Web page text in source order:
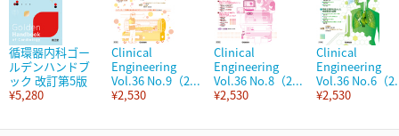
循環器内科ゴー
ルデンハンドブ
ック 改訂第5版
¥5,280
Clinical
Engineering
Vol.36 No.9（2...
¥2,530
Clinical
Engineering
Vol.36 No.8（2...
¥2,530
Clinical
Engineering
Vol.36 No.6（
¥2,530